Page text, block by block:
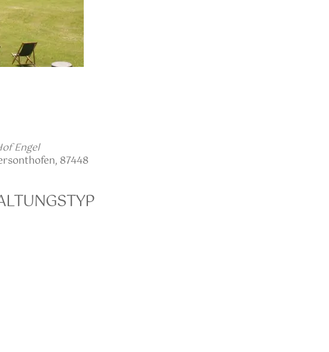
Engel
87448